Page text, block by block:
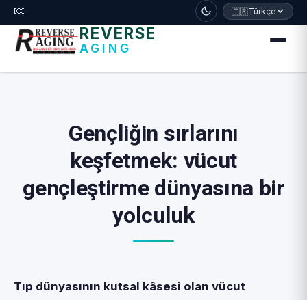
דלג לתוכן הראשי
🧬 🇹🇷Türkçe
REVERSE
AGING
Gençliğin sırlarını
keşfetmek: vücut
gençleştirme dünyasına bir
yolculuk
Tıp dünyasının kutsal kâsesi olan vücut